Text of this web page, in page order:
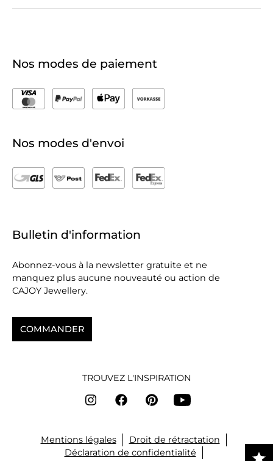
Nos modes de paiement
Nos modes d'envoi
Bulletin d'information
Abonnez-vous à la newsletter gratuite et ne
manquez plus aucune nouveauté ou action de
CAJOY Jewellery.
COMMANDER
TROUVEZ L'INSPIRATION
Mentions légales
Droit de rétractation
Déclaration de confidentialité